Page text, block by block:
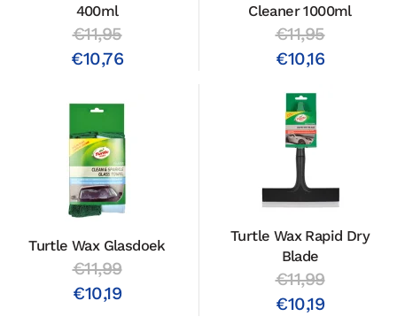
400ml
€11,95
€10,76
Cleaner 1000ml
€11,95
€10,16
Turtle Wax Glasdoek
€11,99
€10,19
Turtle Wax Rapid Dry
Blade
€11,99
€10,19